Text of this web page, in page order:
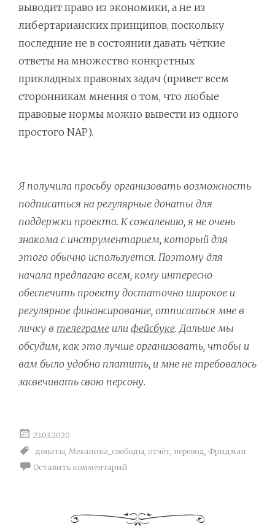
выводит право из экономики, а не из
либертарианских принципов, поскольку
последние не в состоянии давать чёткие
ответы на множество конкретных
прикладных правовых задач (привет всем
сторонникам мнения о том, что любые
правовые нормы можно вывести из одного
простого NAP).
Я получила просьбу организовать возможность
подписаться на регулярные донаты для
поддержки проекта. К сожалению, я не очень
знакома с инструментарием, который для
этого обычно используется. Поэтому для
начала предлагаю всем, кому интересно
обеспечить проекту достаточно широкое и
регулярное финансирование, отписаться мне в
личку в телеграме или фейсбуке. Дальше мы
обсудим, как это лучше организовать, чтобы и
вам было удобно платить, и мне не требовалось
засвечивать свою персону.
23.03.2020
донаты Механика_свободы отчёт перевод Фридман
Оставить комментарий